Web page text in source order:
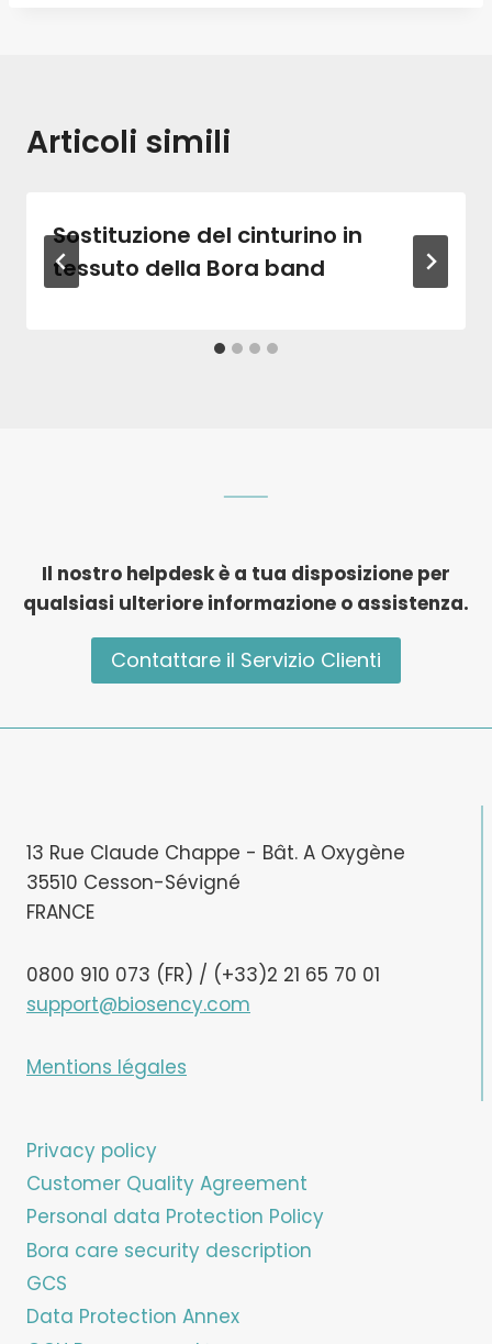
Articoli simili
Sostituzione del cinturino in
tessuto della Bora band
Il nostro helpdesk è a tua disposizione per
qualsiasi ulteriore informazione o assistenza.
Contattare il Servizio Clienti
13 Rue Claude Chappe - Bât. A Oxygène
35510 Cesson-Sévigné
FRANCE
0800 910 073 (FR) / (+33)2 21 65 70 01
support@biosency.com
Mentions légales
Privacy policy
Customer Quality Agreement
Personal data Protection Policy
Bora care security description
GCS
Data Protection Annex